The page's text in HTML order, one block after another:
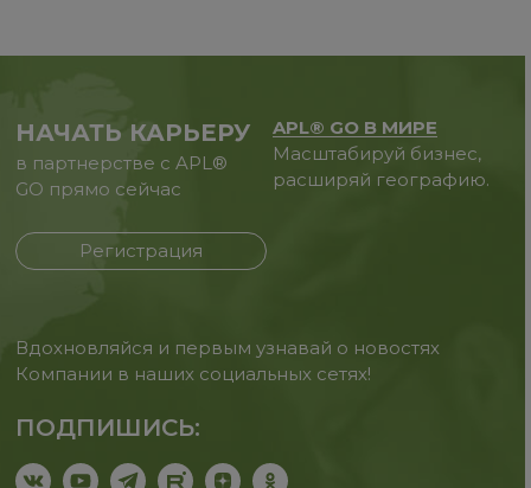
НАЧАТЬ КАРЬЕРУ
в партнерстве с APL®
GO прямо сейчас
Регистрация
APL® GO В МИРЕ
Масштабируй бизнес,
расширяй географию.
Вдохновляйся и первым узнавай о новостях
Компании в наших социальных сетях!
ПОДПИШИСЬ: